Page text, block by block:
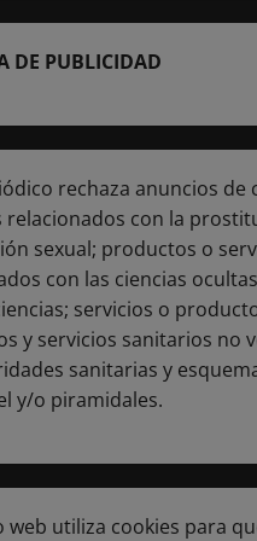
DE PUBLICIDAD
rechaza anuncios de
relacionados con la
sexual; productos o
con las ciencias
servicios o
y servicios sanitarios no
sanitarias y
y/o piramidales.
web utiliza cookies para